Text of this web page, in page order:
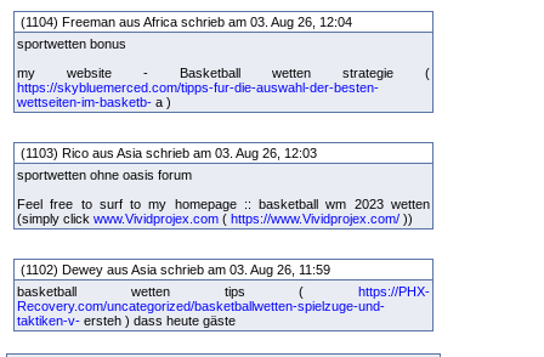
(1104) Freeman aus Africa schrieb am 03. Aug 26, 12:04
sportwetten bonus
my website - Basketball wetten strategie (
https://skybluemerced.com/tipps-fur-die-auswahl-der-besten-
wettseiten-im-basketb- a )
(1103) Rico aus Asia schrieb am 03. Aug 26, 12:03
sportwetten ohne oasis forum
Feel free to surf to my homepage :: basketball wm 2023 wetten
(simply click www.Vividprojex.com ( https://www.Vividprojex.com/ ))
(1102) Dewey aus Asia schrieb am 03. Aug 26, 11:59
basketball wetten tips ( https://PHX-
Recovery.com/uncategorized/basketballwetten-spielzuge-und-
taktiken-v- ersteh ) dass heute gäste